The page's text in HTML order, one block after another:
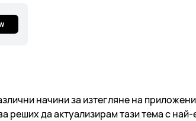
начини за изтегляне на
реших да актуализирам тази тема с